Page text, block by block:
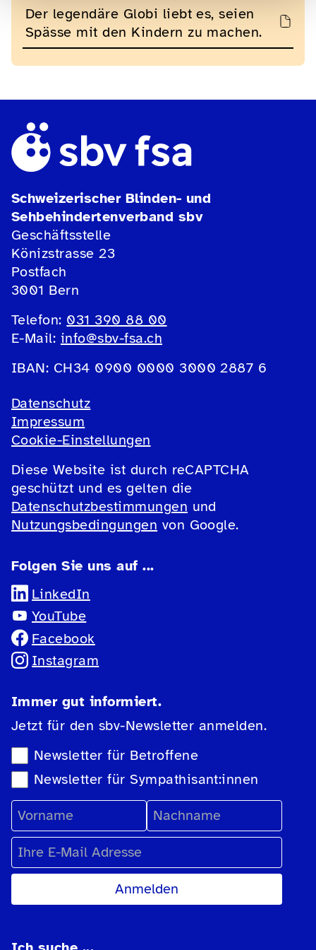
Der legendäre Globi liebt es, seien
Spässe mit den Kindern zu machen.
Schweizerischer Blinden- und
Sehbehindertenverband sbv
Geschäftsstelle
Könizstrasse 23
Postfach
3001 Bern
Telefon: 031 390 88 00
E-Mail: info@sbv-fsa.ch
IBAN: CH34 0900 0000 3000 2887 6
Datenschutz
Impressum
Cookie-Einstellungen
Diese Website ist durch reCAPTCHA
geschützt und es gelten die
Datenschutzbestimmungen und
Nutzungsbedingungen von Google.
Folgen Sie uns auf ...
LinkedIn
YouTube
Facebook
Instagram
Immer gut informiert.
Jetzt für den sbv-Newsletter anmelden.
Newsletter-Auswahl
Newsletter für Betroffene
Newsletter für Sympathisant:innen
Vorname
Nachname
E-Mail Adresse